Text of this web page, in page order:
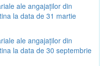
ale angajaților din
la data de 31 martie
ale angajaților din
la data de 30 septembrie